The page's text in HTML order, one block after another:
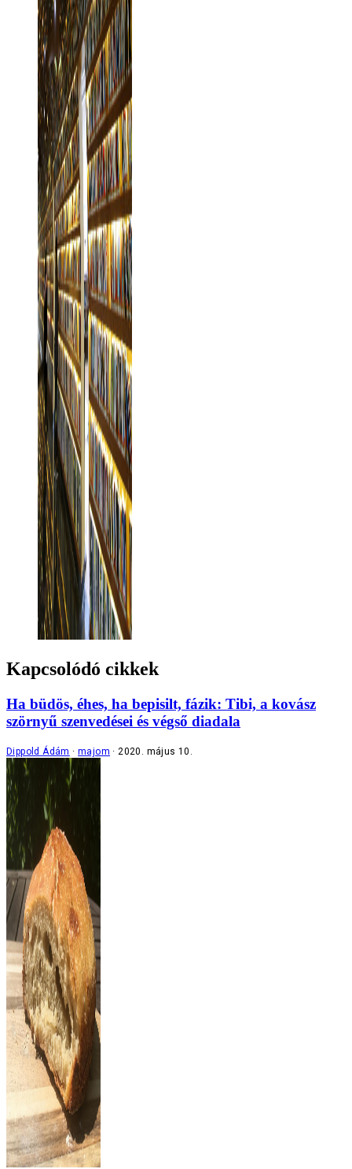
Kapcsolódó cikkek
Ha büdös, éhes, ha bepisilt, fázik: Tibi, a kovász
szörnyű szenvedései és végső diadala
Dippold Ádám majom 2020. május 10.